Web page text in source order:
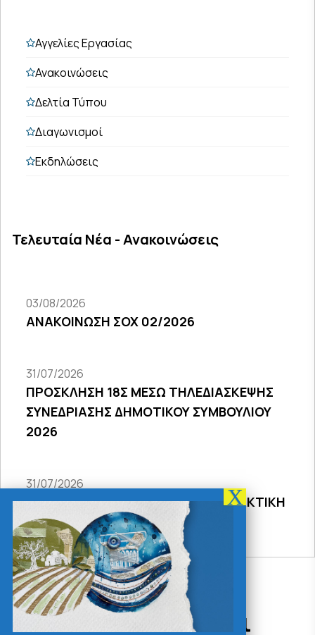
Αγγελίες Εργασίας
Ανακοινώσεις
Δελτία Τύπου
Διαγωνισμοί
Εκδηλώσεις
Τελευταία Νέα - Ανακοινώσεις
03/08/2026
ΑΝΑΚΟΙΝΩΣΗ ΣΟΧ 02/2026
31/07/2026
ΠΡΟΣΚΛΗΣΗ 18Σ ΜΕΣΩ ΤΗΛΕΔΙΑΣΚΕΨΗΣ
ΣΥΝΕΔΡΙΑΣΗΣ ΔΗΜΟΤΙΚΟΥ ΣΥΜΒΟΥΛΙΟΥ
2026
31/07/2026
ΠΡΟΣΚΛΗΣΗ 27ης ΣΥΝΕΔΡΙΑΣΗΣ ΤΑΚΤΙΚΗ
ΔΙΑ ΖΩΣΗΣ
Δράσεις - Χρήσιμοι